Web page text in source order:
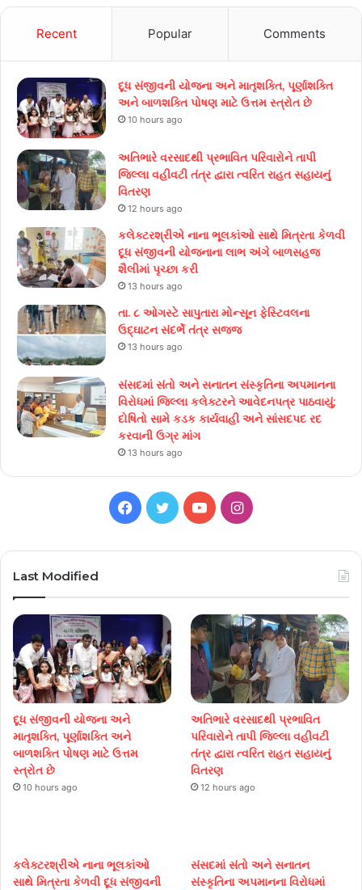
Recent Popular Comments
દૂધ સંજીવની યોજના અને માતૃશક્તિ, પૂર્ણાશક્તિ
અને બાળશક્તિ પોષણ માટે ઉત્તમ સ્ત્રોત છે
10 hours ago
અતિભારે વરસાદથી પ્રભાવિત પરિવારોને તાપી
જિલ્લા વહીવટી તંત્ર દ્વારા ત્વરિત રાહત સહાયનું
વિતરણ
12 hours ago
કલેક્ટરશ્રીએ નાના ભૂલકાંઓ સાથે મિત્રતા કેળવી
દૂધ સંજીવની યોજનાના લાભ અંગે બાળસહજ
શૈલીમાં પૃચ્છા કરી
13 hours ago
તા. ૮ ઓગસ્ટે સાપુતારા મોન્સૂન ફેસ્ટિવલના
ઉદ્ઘાટન સંદર્ભે તંત્ર સજ્જ
13 hours ago
સંસદમાં સંતો અને સનાતન સંસ્કૃતિના અપમાનના
વિરોધમાં જિલ્લા કલેક્ટરને આવેદનપત્ર પાઠવાયું;
દોષિતો સામે કડક કાર્યવાહી અને સાંસદપદ રદ
કરવાની ઉગ્ર માંગ
13 hours ago
Facebook
TwitterYouTubeInstagram
Last Modified
દૂધ સંજીવની યોજના અને
માતૃશક્તિ, પૂર્ણાશક્તિ અને
બાળશક્તિ પોષણ માટે ઉત્તમ
સ્ત્રોત છે
10 hours ago
અતિભારે વરસાદથી પ્રભાવિત
પરિવારોને તાપી જિલ્લા વહીવટી
તંત્ર દ્વારા ત્વરિત રાહત સહાયનું
વિતરણ
12 hours ago
કલેક્ટરશ્રીએ નાના ભૂલકાંઓ
સાથે મિત્રતા કેળવી દૂધ સંજીવની
સંસદમાં સંતો અને સનાતન
સંસ્કૃતિના અપમાનના વિરોધમાં